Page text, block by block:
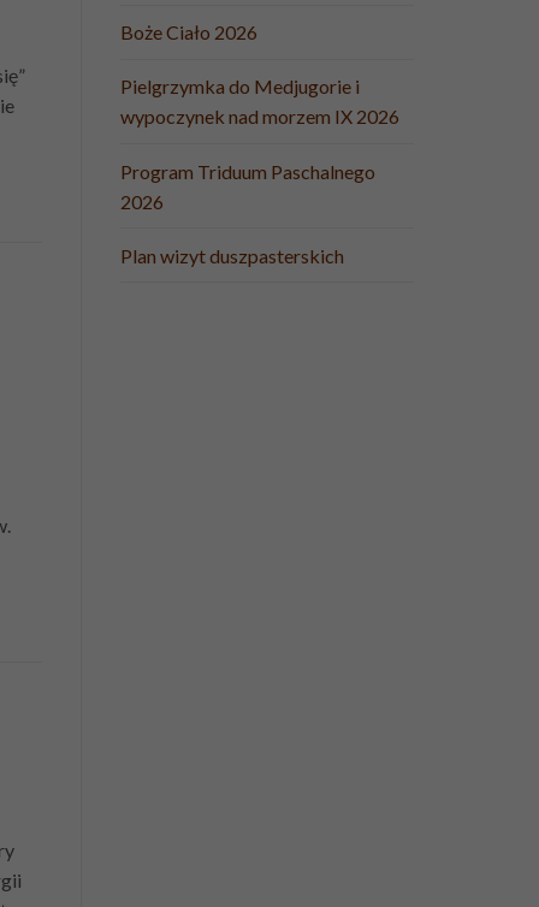
Boże Ciało 2026
Pielgrzymka do Medjugorie i
wypoczynek nad morzem IX 2026
Program Triduum Paschalnego
2026
Plan wizyt duszpasterskich